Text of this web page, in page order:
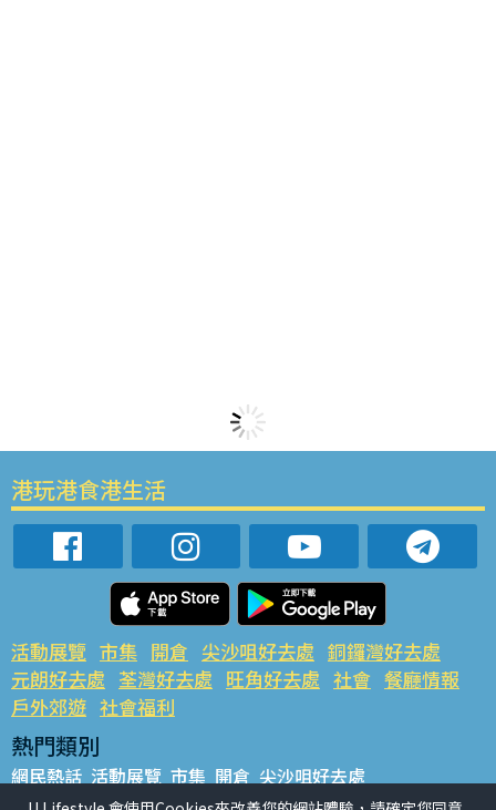
港玩港食港生活
活動展覽 市集 開倉 尖沙咀好去處 銅鑼灣好去處
元朗好去處 荃灣好去處 旺角好去處 社會 餐廳情報
戶外郊遊 社會福利
熱門類別
網民熱話 活動展覽 市集 開倉 尖沙咀好去處
銅鑼灣好去處 元朗好去處 荃灣好去處 旺角好去處 社會